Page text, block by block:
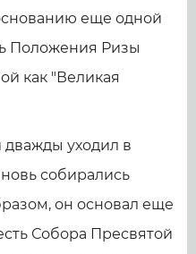
еще одной
Положения Ризы
как "Великая
уходил в
собирались
он основал еще
Собора Пресвятой